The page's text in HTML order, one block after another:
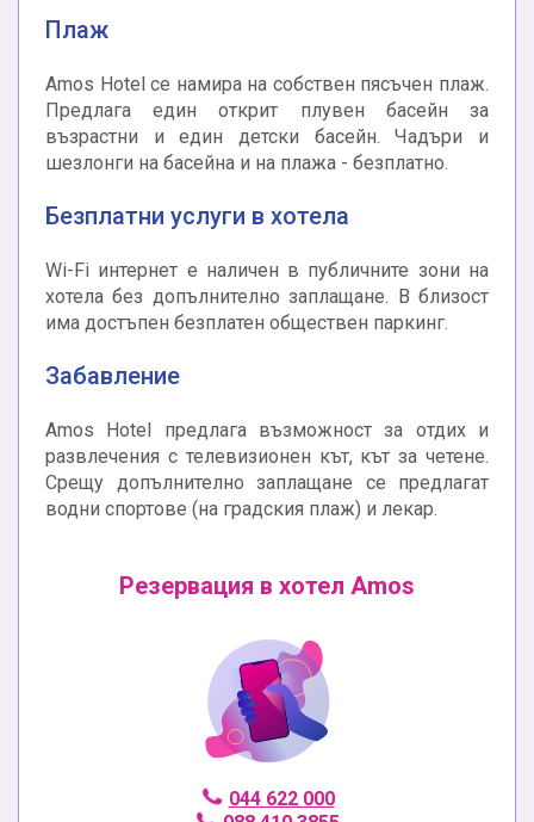
Плаж
Amos Hotel се намира на собствен пясъчен плаж.
Предлага един открит плувен басейн за
възрастни и един детски басейн. Чадъри и
шезлонги на басейна и на плажа - безплатно.
Безплатни услуги в хотела
Wi-Fi интернет е наличен в публичните зони на
хотела без допълнително заплащане. В близост
има достъпен безплатен обществен паркинг.
Забавление
Amos Hotel предлага възможност за отдих и
развлечения с телевизионен кът, кът за четене.
Срещу допълнително заплащане се предлагат
водни спортове (на градския плаж) и лекар.
Резервация в хотел Amos
044 622 000